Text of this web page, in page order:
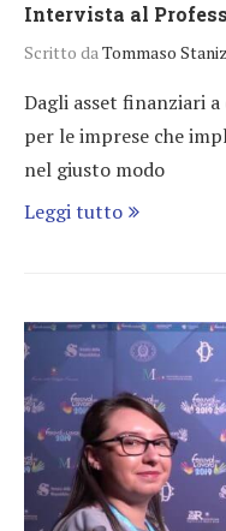
Intervista al
Scritto daTommaso
Dagli asset finanziari
per le imprese che
nel giusto modo
Leggi tutto